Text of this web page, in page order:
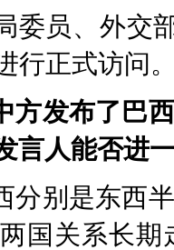
委员、外交
行正式访问
方发布了巴
言人能否进
分别是东西
国关系长